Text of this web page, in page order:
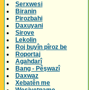
Serxwesi
Biranin
Pirozbahi
Daxuyani
Sirove
Lekolin
Roj buyîn pîroz be
Roportaj
Agahdarî
Bang - Pêşwazî
Daxwaz
Xebatên me